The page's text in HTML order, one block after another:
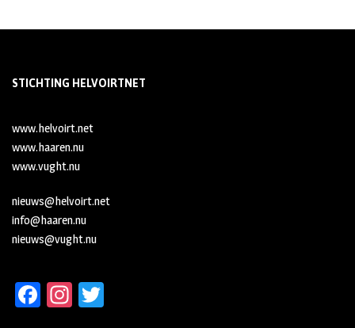
STICHTING HELVOIRTNET
www.helvoirt.net
www.haaren.nu
www.vught.nu
nieuws@helvoirt.net
info@haaren.nu
nieuws@vught.nu
Fa In